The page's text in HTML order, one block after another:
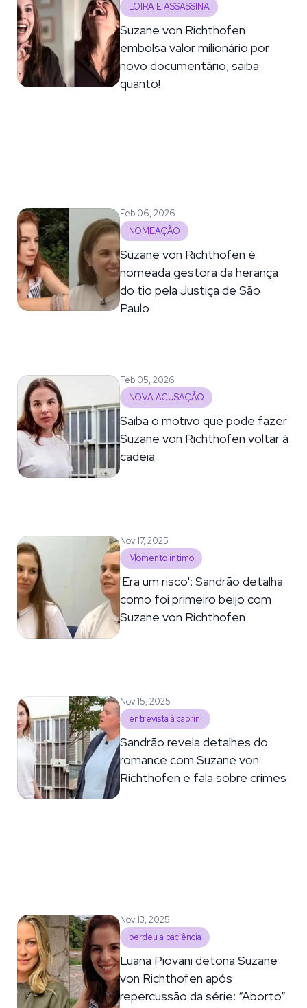
LOIRA E ASSASSINA
Suzane von Richthofen
embolsa valor milionário por
novo documentário; saiba
quanto!
Feb 06, 2026
NOMEAÇÃO
Suzane von Richthofen é
nomeada gestora da herança
do tio pela Justiça de São
Paulo
Feb 05, 2026
NOVA ACUSAÇÃO
Saiba o motivo que pode fazer
Suzane von Richthofen voltar à
cadeia
Nov 17, 2025
Momento íntimo
'Era um risco': Sandrão detalha
como foi primeiro beijo com
Suzane von Richthofen
Nov 15, 2025
entrevista à cabrini
Sandrão revela detalhes do
romance com Suzane von
Richthofen e fala sobre crimes
Nov 13, 2025
perdeu a paciência
Luana Piovani detona Suzane
von Richthofen após
repercussão da série: “Aborto”